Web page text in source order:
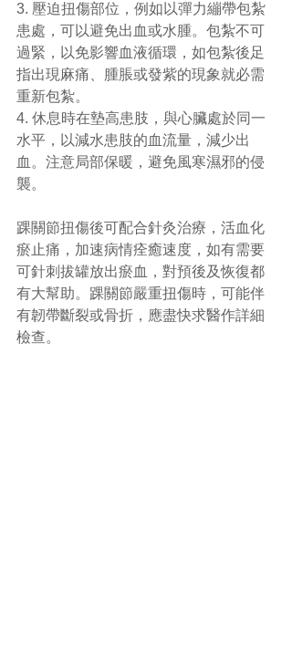
3. 壓迫扭傷部位，例如以彈力繃帶包紮
患處，可以避免出血或水腫。包紮不可
過緊，以免影響血液循環，如包紮後足
指出現麻痛、腫脹或發紫的現象就必需
重新包紮。
4. 休息時在墊高患肢，與心臟處於同一
水平，以減水患肢的血流量，減少出
血。注意局部保暖，避免風寒濕邪的侵
襲。
踝關節扭傷後可配合針灸治療，活血化
瘀止痛，加速病情痊癒速度，如有需要
可針刺拔罐放出瘀血，對預後及恢復都
有大幫助。踝關節嚴重扭傷時，可能伴
有韌帶斷裂或骨折，應盡快求醫作詳細
檢查。